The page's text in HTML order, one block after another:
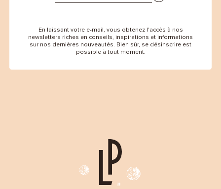
En laissant votre e-mail, vous obtenez l’accès à nos
newsletters riches en conseils, inspirations et informations
sur nos dernières nouveautés. Bien sûr, se désinscrire est
possible à tout moment.